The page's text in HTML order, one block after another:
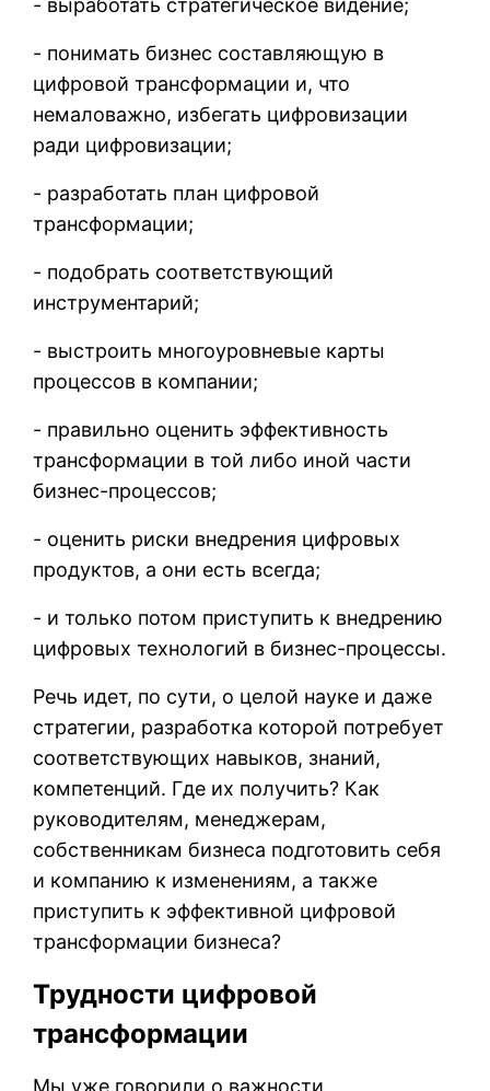
- выработать стратегическое видение;
- понимать бизнес составляющую в
цифровой трансформации и, что
немаловажно, избегать цифровизации
ради цифровизации;
- разработать план цифровой
трансформации;
- подобрать соответствующий
инструментарий;
- выстроить многоуровневые карты
процессов в компании;
- правильно оценить эффективность
трансформации в той либо иной части
бизнес-процессов;
- оценить риски внедрения цифровых
продуктов, а они есть всегда;
- и только потом приступить к внедрению
цифровых технологий в бизнес-процессы.
Речь идет, по сути, о целой науке и даже
стратегии, разработка которой потребует
соответствующих навыков, знаний,
компетенций. Где их получить? Как
руководителям, менеджерам,
собственникам бизнеса подготовить себя
и компанию к изменениям, а также
приступить к эффективной цифровой
трансформации бизнеса?
Трудности цифровой
трансформации